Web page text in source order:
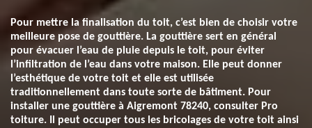
Pour mettre la finalisation du toit, c’est bien de choisir votre
meilleure pose de gouttière. La gouttière sert en général
pour évacuer l’eau de pluie depuis le toit, pour éviter
l’infiltration de l’eau dans votre maison. Elle peut donner
l’esthétique de votre toit et elle est utilisée
traditionnellement dans toute sorte de bâtiment. Pour
installer une gouttière à Aigremont 78240, consulter Pro
toiture. Il peut occuper tous les bricolages de votre toit ainsi